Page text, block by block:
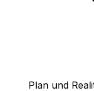
Plan und